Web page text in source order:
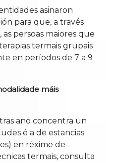
asinaron
para que, a través
as persoas maiores que
termais grupais
en períodos de 7 a 9
máis
ano concentra un
é a de estancias
en réxime de
termais, consulta